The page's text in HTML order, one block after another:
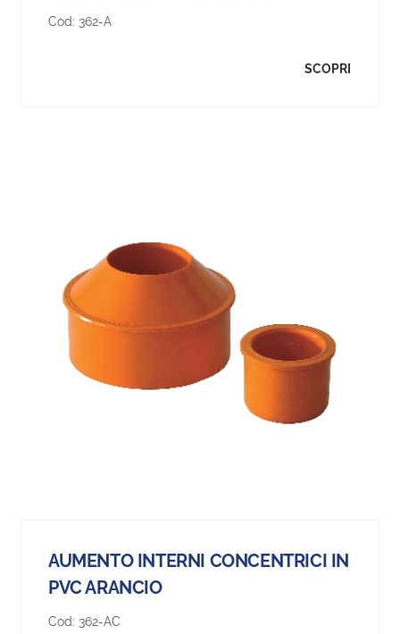
Cod: 362-A
SCOPRI
AUMENTO INTERNI CONCENTRICI IN
PVC ARANCIO
Cod: 362-AC